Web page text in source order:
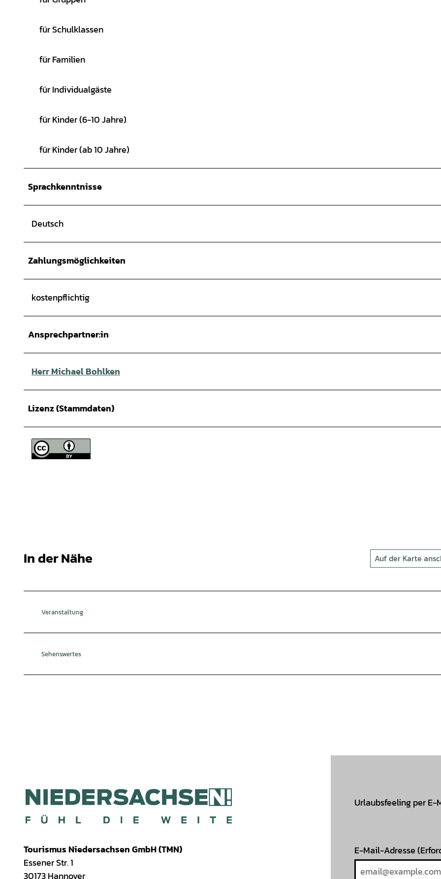
für Schulklassen
für Familien
für Individualgäste
für Kinder (6-10 Jahre)
für Kinder (ab 10 Jahre)
Sprachkenntnisse
Deutsch
Zahlungsmöglichkeiten
kostenpflichtig
Ansprechpartner:in
Herr Michael Bohlken
Lizenz (Stammdaten)
In der Nähe Auf der Karte
Veranstaltung
Sehenswertes
Tourismus Niedersachsen GmbH (TMN)
Essener Str. 1
30173 Hannover
Urlaubsfeeling per E-
E-Mail-Adresse